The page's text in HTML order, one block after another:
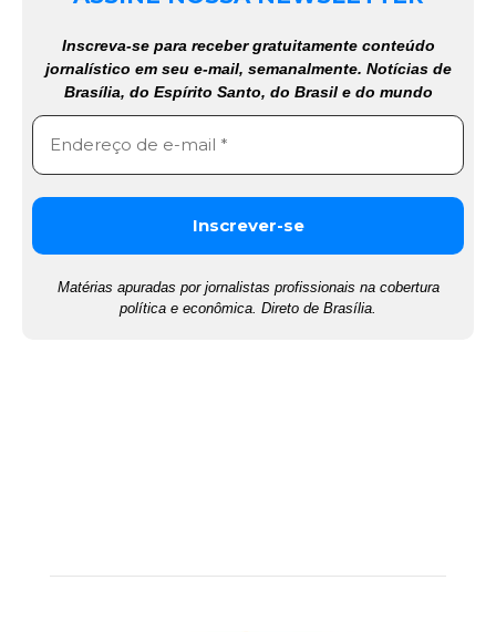
Inscreva-se para receber gratuitamente conteúdo
jornalístico em seu e-mail, semanalmente. Notícias de
Brasília, do Espírito Santo, do Brasil e do mundo
Matérias apuradas por jornalistas profissionais na cobertura
política e econômica. Direto de Brasília.